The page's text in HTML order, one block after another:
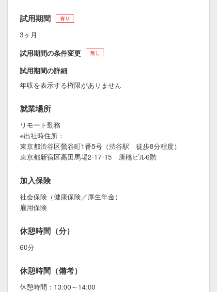
試用期間 有り
3ヶ月
試用期間の条件変更
無し
試用期間の詳細
年収を表示する権限がありません
就業場所
リモート勤務
※出社時住所：
東京都渋谷区鶯谷町1番5号（渋谷駅 徒歩8分程度）
東京都新宿区高田馬場2-17-15 唐橋ビル6階
加入保険
社会保険（健康保険／厚生年金）
雇用保険
休憩時間（分）
60分
休憩時間（備考）
休憩時間：13:00～14:00